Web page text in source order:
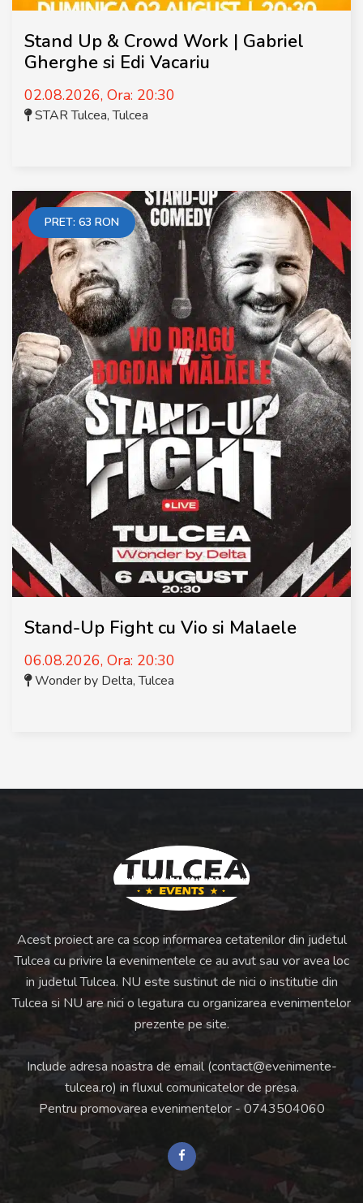
Stand Up & Crowd Work | Gabriel
Gherghe si Edi Vacariu
02.08.2026, Ora: 20:30
STAR Tulcea,Tulcea
PRET: 63 RON
Stand-Up Fight cu Vio si Malaele
06.08.2026, Ora: 20:30
Wonder by Delta,Tulcea
Acest proiect are ca scop informarea cetatenilor din judetul
Tulcea cu privire la evenimentele ce au avut sau vor avea loc
in judetul Tulcea. NU este sustinut de nici o institutie din
Tulcea si NU are nici o legatura cu organizarea evenimentelor
prezente pe site.
Include adresa noastra de email (contact@evenimente-
tulcea.ro) in fluxul comunicatelor de presa.
Pentru promovarea evenimentelor - 0743504060